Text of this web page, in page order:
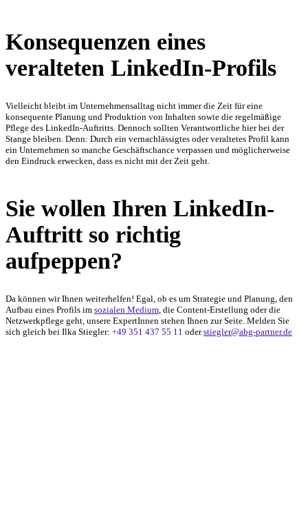
Konsequenzen eines
veralteten LinkedIn-Profils
Vielleicht bleibt im Unternehmensalltag nicht immer die Zeit für eine
konsequente Planung und Produktion von Inhalten sowie die regelmäßige
Pflege des LinkedIn-Auftritts. Dennoch sollten Verantwortliche hier bei der
Stange bleiben. Denn: Durch ein vernachlässigtes oder veraltetes Profil kann
ein Unternehmen so manche Geschäftschance verpassen und möglicherweise
den Eindruck erwecken, dass es nicht mit der Zeit geht.
Sie wollen Ihren LinkedIn-
Auftritt so richtig
aufpeppen?
Da können wir Ihnen weiterhelfen! Egal, ob es um Strategie und Planung, den
Aufbau eines Profils im sozialen Medium , die Content-Erstellung oder die
Netzwerkpflege geht, unsere ExpertInnen stehen Ihnen zur Seite. Melden Sie
sich gleich bei Ilka Stiegler: +49 351 437 55 11 oderstiegler@abg-partner.de